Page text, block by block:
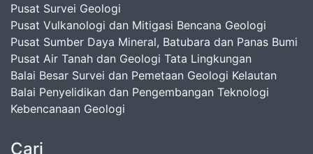
Pusat Survei Geologi
Pusat Vulkanologi dan Mitigasi Bencana Geologi
Pusat Sumber Daya Mineral, Batubara dan Panas Bumi
Pusat Air Tanah dan Geologi Tata Lingkungan
Balai Besar Survei dan Pemetaan Geologi Kelautan
Balai Penyelidikan dan Pengembangan Teknologi
Kebencanaan Geologi
Cari